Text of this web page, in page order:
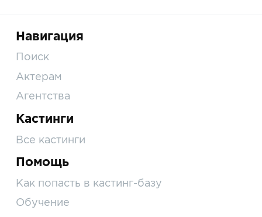
Навигация
Поиск
Актерам
Агентства
Кастинги
Все кастинги
Помощь
Как попасть в кастинг-базу
Обучение